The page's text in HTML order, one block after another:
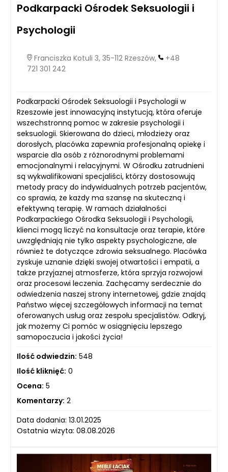
Podkarpacki Ośrodek Seksuologii i
Psychologii
Franciszka Kotuli 3, 35-112 Rzeszów,
+48
721 301 242
Podkarpacki Ośrodek Seksuologii i Psychologii w
Rzeszowie jest innowacyjną instytucją, która oferuje
wszechstronną pomoc w zakresie psychologii i
seksuologii. Skierowana do dzieci, młodzieży oraz
dorosłych, placówka zapewnia profesjonalną opiekę i
wsparcie dla osób z różnorodnymi problemami
emocjonalnymi i relacyjnymi. W Ośrodku zatrudnieni
są wykwalifikowani specjaliści, którzy dostosowują
metody pracy do indywidualnych potrzeb pacjentów,
co sprawia, że każdy ma szansę na skuteczną i
efektywną terapię. W ramach działalności
Podkarpackiego Ośrodka Seksuologii i Psychologii,
klienci mogą liczyć na konsultacje oraz terapie, które
uwzględniają nie tylko aspekty psychologiczne, ale
również te dotyczące zdrowia seksualnego. Placówka
zyskuje uznanie dzięki swojej otwartości i empatii, a
także przyjaznej atmosferze, która sprzyja rozwojowi
oraz procesowi leczenia. Zachęcamy serdecznie do
odwiedzenia naszej strony internetowej, gdzie znajdą
Państwo więcej szczegółowych informacji na temat
oferowanych usług oraz zespołu specjalistów. Odkryj,
jak możemy Ci pomóc w osiągnięciu lepszego
samopoczucia i jakości życia!
Ilość odwiedzin: 548
Ilość kliknięć: 0
Ocena: 5
Komentarzy: 2
Data dodania: 13.01.2025
Ostatnia wizyta: 08.08.2026